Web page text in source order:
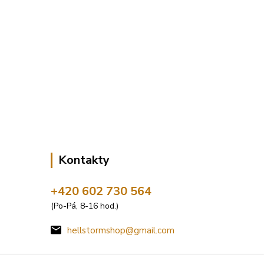
Kontakty
+420 602 730 564
(Po-Pá, 8-16 hod.)
hellstormshop@gmail.com